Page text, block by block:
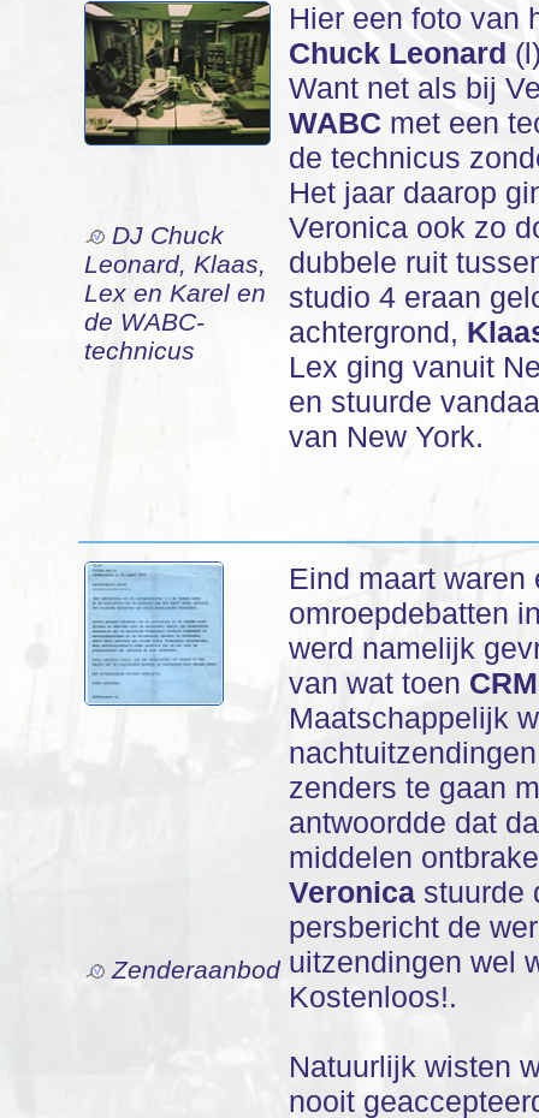
Hier een foto van
Chuck Leonard
Want net als bij
WABC met een
de technicus
Het jaar daarop
Veronica ook zo
dubbele ruit
studio 4 eraan
achtergrond,
Lex ging vanuit
en stuurde
van New York.
DJ Chuck
Leonard, Klaas,
Lex en Karel en
de WABC-
technicus
Eind maart waren
omroepdebatten
werd namelijk
van wat toen CRM
Maatschappelijk
zenders te gaan
antwoordde dat
middelen
Veronica stuurde
persbericht de
uitzendingen wel
Kostenloos!.
Natuurlijk wisten
nooit
Zenderaanbod